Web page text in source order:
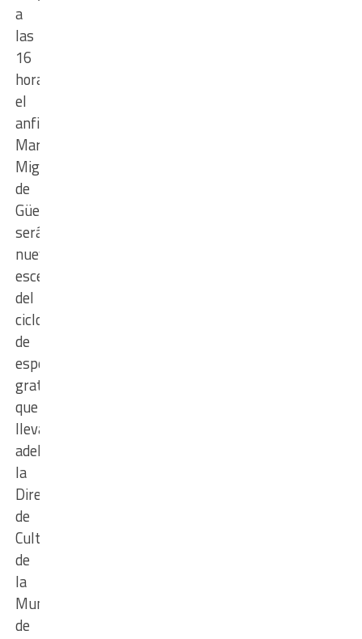
a
las
16
horas,
el
anfiteatro
Martín
Miguel
de
Güemes
será
nuevamente
escenario
del
ciclo
de
espectáculos
gratuitos
que
lleva
adelante
la
Dirección
de
Cultura
de
la
Municipalidad
de